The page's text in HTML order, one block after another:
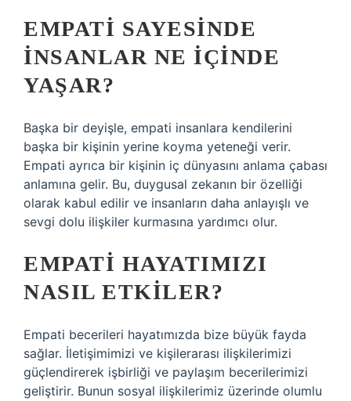
EMPATI SAYESINDE
INSANLAR NE IÇINDE
YAŞAR?
Başka bir deyişle, empati insanlara kendilerini
başka bir kişinin yerine koyma yeteneği verir.
Empati ayrıca bir kişinin iç dünyasını anlama çabası
anlamına gelir. Bu, duygusal zekanın bir özelliği
olarak kabul edilir ve insanların daha anlayışlı ve
sevgi dolu ilişkiler kurmasına yardımcı olur.
EMPATI HAYATIMIZI
NASIL ETKILER?
Empati becerileri hayatımızda bize büyük fayda
sağlar. İletişimimizi ve kişilerarası ilişkilerimizi
güçlendirerek işbirliği ve paylaşım becerilerimizi
geliştirir. Bunun sosyal ilişkilerimiz üzerinde olumlu